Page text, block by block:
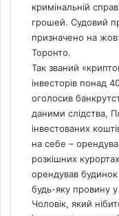
кримінальній
грошей. Судовий
призначено на
Торонто.
Так званий
інвесторів понад
оголосив
даними слідства,
інвестованих
на себе –
розкішних
орендував будинок
будь-яку провину
Чоловік, який